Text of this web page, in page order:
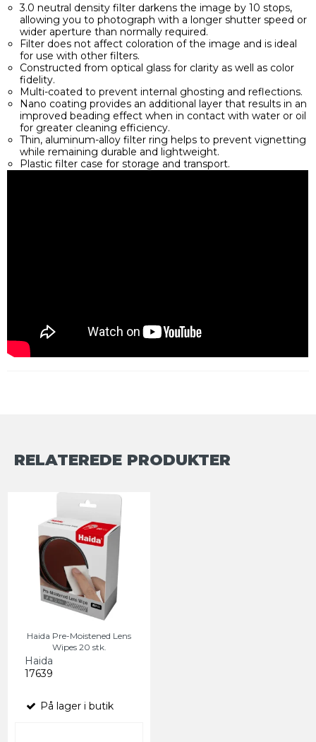
3.0 neutral density filter darkens the image by 10 stops,
allowing you to photograph with a longer shutter speed or
wider aperture than normally required.
Filter does not affect coloration of the image and is ideal
for use with other filters.
Constructed from optical glass for clarity as well as color
fidelity.
Multi-coated to prevent internal ghosting and reflections.
Nano coating provides an additional layer that results in an
improved beading effect when in contact with water or oil
for greater cleaning efficiency.
Thin, aluminum-alloy filter ring helps to prevent vignetting
while remaining durable and lightweight.
Plastic filter case for storage and transport.
RELATEREDE PRODUKTER
Haida Pre-Moistened Lens
Wipes 20 stk.
Haida
17639
På lager i butik